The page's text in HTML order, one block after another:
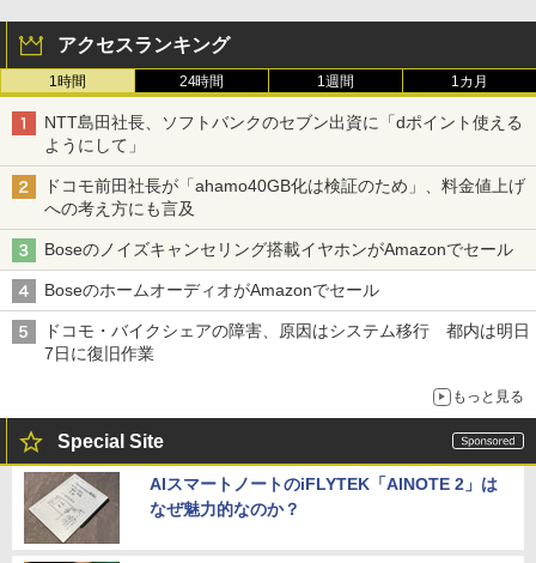
アクセスランキング
1時間 24時間 1週間 1カ月
NTT島田社長、ソフトバンクのセブン出資に「dポイント使える
ようにして」
ドコモ前田社長が「ahamo40GB化は検証のため」、料金値上げ
への考え方にも言及
Boseのノイズキャンセリング搭載イヤホンがAmazonでセール
BoseのホームオーディオがAmazonでセール
ドコモ・バイクシェアの障害、原因はシステム移行 都内は明日
7日に復旧作業
もっと見る
Special Site
AIスマートノートのiFLYTEK「AINOTE 2」は
なぜ魅力的なのか？